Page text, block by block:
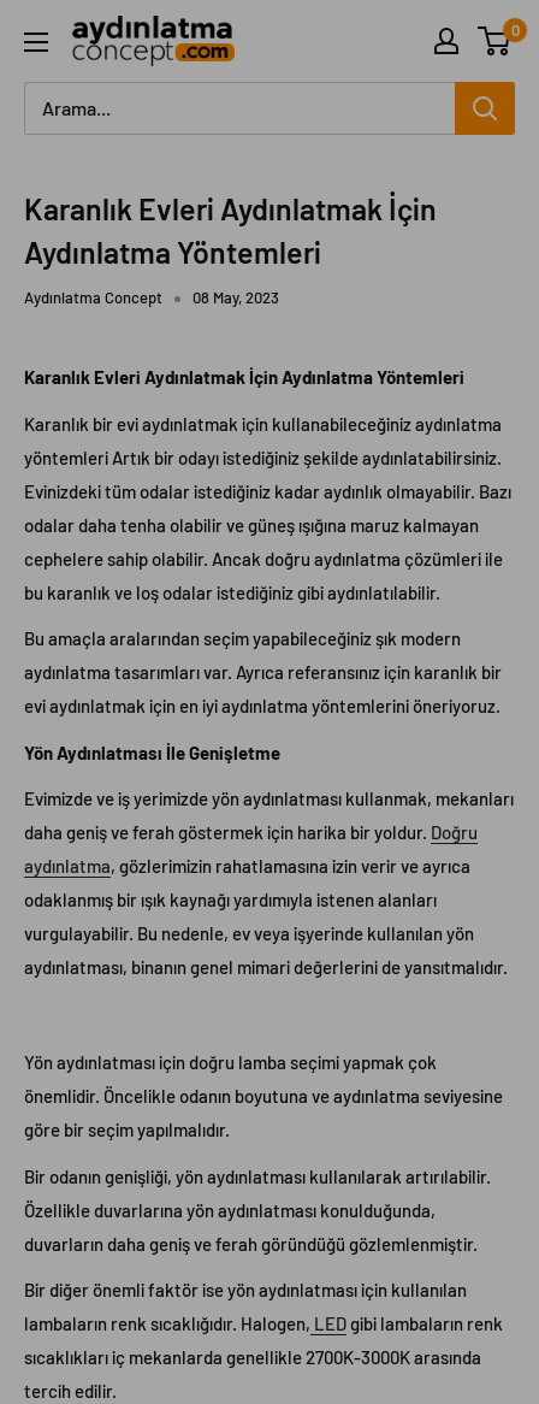
geç
Aydinlatma
Concept
0
Karanlık Evleri Aydınlatmak İçin
Aydınlatma Yöntemleri
Aydınlatma Concept 08 May, 2023
Karanlık Evleri Aydınlatmak İçin Aydınlatma Yöntemleri
Karanlık bir evi aydınlatmak için kullanabileceğiniz aydınlatma
yöntemleri Artık bir odayı istediğiniz şekilde aydınlatabilirsiniz.
Evinizdeki tüm odalar istediğiniz kadar aydınlık olmayabilir. Bazı
odalar daha tenha olabilir ve güneş ışığına maruz kalmayan
cephelere sahip olabilir. Ancak doğru aydınlatma çözümleri ile
bu karanlık ve loş odalar istediğiniz gibi aydınlatılabilir.
Bu amaçla aralarından seçim yapabileceğiniz şık modern
aydınlatma tasarımları var. Ayrıca referansınız için karanlık bir
evi aydınlatmak için en iyi aydınlatma yöntemlerini öneriyoruz.
Yön Aydınlatması İle Genişletme
Evimizde ve iş yerimizde yön aydınlatması kullanmak, mekanları
daha geniş ve ferah göstermek için harika bir yoldur. Doğru
aydınlatma, gözlerimizin rahatlamasına izin verir ve ayrıca
odaklanmış bir ışık kaynağı yardımıyla istenen alanları
vurgulayabilir. Bu nedenle, ev veya işyerinde kullanılan yön
aydınlatması, binanın genel mimari değerlerini de yansıtmalıdır.
Yön aydınlatması için doğru lamba seçimi yapmak çok
önemlidir. Öncelikle odanın boyutuna ve aydınlatma seviyesine
göre bir seçim yapılmalıdır.
Bir odanın genişliği, yön aydınlatması kullanılarak artırılabilir.
Özellikle duvarlarına yön aydınlatması konulduğunda,
duvarların daha geniş ve ferah göründüğü gözlemlenmiştir.
Bir diğer önemli faktör ise yön aydınlatması için kullanılan
lambaların renk sıcaklığıdır. Halogen, LEDgibi lambaların renk
sıcaklıkları iç mekanlarda genellikle 2700K-3000K arasında
tercih edilir.